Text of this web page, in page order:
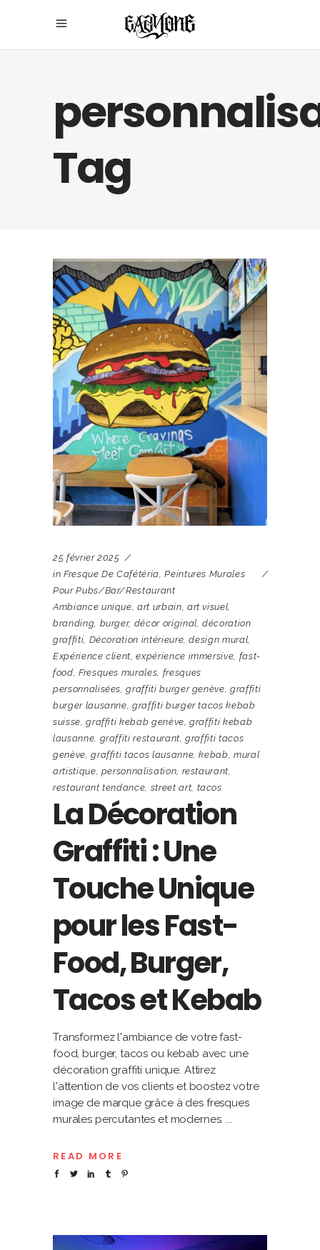
Tag
25 février 2025
in Fresque De Cafétéria ,Peintures Murales
Pour Pubs/bar/restaurant
Ambiance unique ,art urbain art visuel
branding burger, décor original ,décoration
graffiti Décoration intérieure ,design mural
Expérience client ,expérience immersive fast-
food Fresques murales fresques
personnalisées ,graffiti burger genève ,graffiti
burger lausanne ,graffiti burger tacos kebab
suisse ,graffiti kebab genève ,graffiti kebab
lausanne graffiti restaurant ,graffiti tacos
genève ,graffiti tacos lausanne ,kebab ,mural
artistique personnalisation restaurant
restaurant tendance street art tacos
La Décoration
Graffiti : Une
Touche Unique
pour les Fast-
Food, Burger,
Tacos et Kebab
Transformez l'ambiance de votre fast-
food, burger, tacos ou kebab avec une
décoration graffiti unique. Attirez
l'attention de vos clients et boostez votre
image de marque grâce à des fresques
murales percutantes et modernes.
READ MORE